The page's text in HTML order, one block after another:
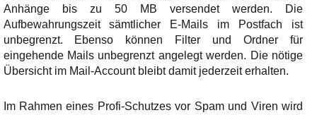
Anhänge bis zu 50 MB versendet werden. Die
Aufbewahrungszeit sämtlicher E-Mails im Postfach ist
unbegrenzt. Ebenso können Filter und Ordner für
eingehende Mails unbegrenzt angelegt werden. Die nötige
Übersicht im Mail-Account bleibt damit jederzeit erhalten.
Im Rahmen eines Profi-Schutzes vor Spam und Viren wird